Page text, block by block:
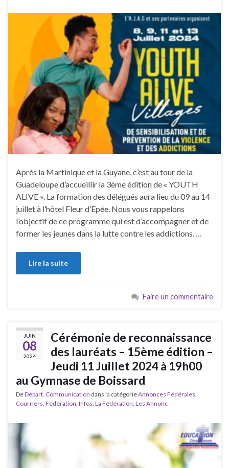
Après la Martinique et la Guyane, c’est au tour de la
Guadeloupe d’accueillir la 3ème édition de « YOUTH
ALIVE ». La formation des délégués aura lieu du 09 au 14
juillet à l’hôtel Fleur d’Epée. Nous vous rappelons
l’objectif de ce programme qui est d’accompagner et de
former les jeunes dans la lutte contre les addictions. …
Lire la suite
Faire un commentaire
JUIN
08
2024
Cérémonie de reconnaissance
des lauréats – 15ème édition –
Jeudi 11 Juillet 2024 à 19h00
au Gymnase de Boissard
DeDépart. Communication dans la catégorieAnnonces Fédérales
Courriers Fédération Infos La Fédération Les Annonc